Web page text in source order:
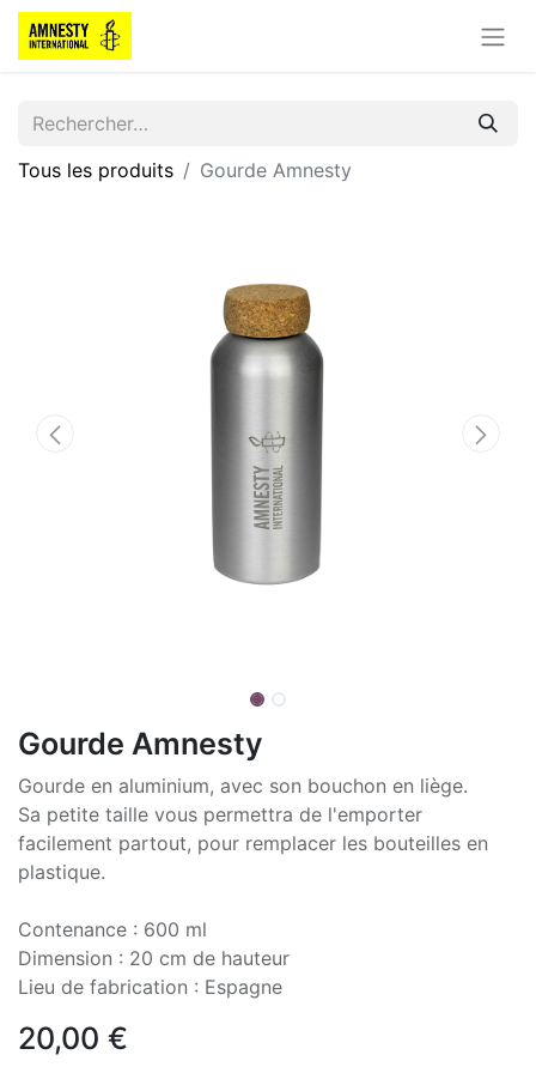
Tous les produits Gourde Amnesty
Gourde Amnesty
Gourde en aluminium, avec son bouchon en liège.
Sa petite taille vous permettra de l'emporter
facilement partout, pour remplacer les bouteilles en
plastique.
Contenance : 600 ml
Dimension : 20 cm de hauteur
Lieu de fabrication : Espagne
20,00 €